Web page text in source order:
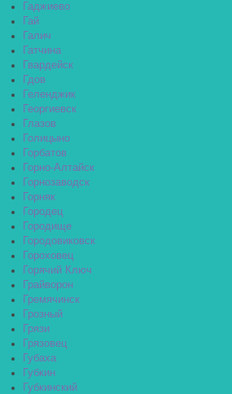
Гаджиево
Гай
Галич
Гатчина
Гвардейск
Гдов
Геленджик
Георгиевск
Глазов
Голицыно
Горбатов
Горно-Алтайск
Горнозаводск
Горняк
Городец
Городище
Городовиковск
Гороховец
Горячий Ключ
Грайворон
Гремячинск
Грозный
Грязи
Грязовец
Губаха
Губкин
Губкинский